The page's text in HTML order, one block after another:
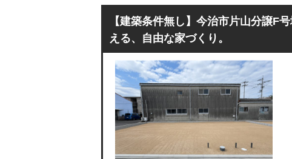
【建築条件無し】今治市片山分譲
える、自由な家づくり。